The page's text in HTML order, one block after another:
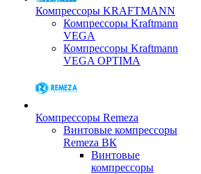
Компрессоры KRAFTMANN
Компрессоры Kraftmann
VEGA
Компрессоры Kraftmann
VEGA OPTIMA
Компрессоры Remeza
Винтовые компрессоры
Remeza ВК
Винтовые
компрессоры